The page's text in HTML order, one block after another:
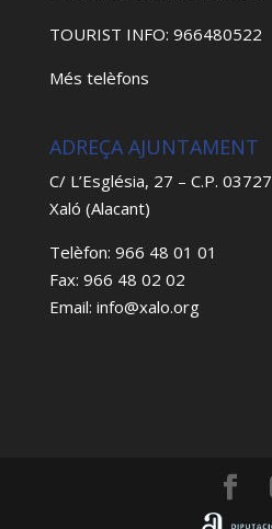
TOURIST INFO: 966480522
Més telèfons
ADREÇA AJUNTAMENT
C/ L’Església, 27 – C.P. 03727
Xaló (Alacant)
Telèfon: 966 48 01 01
Fax: 966 48 02 02
Email: info@xalo.org